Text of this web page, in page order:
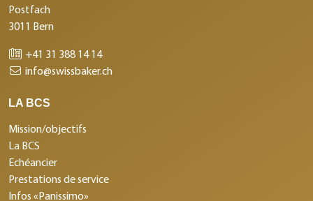
Postfach
3011 Bern
+41 31 388 14 14
info@swissbaker.ch
LA BCS
Mission/objectifs
La BCS
Echéancier
Prestations de service
Infos «Panissimo»